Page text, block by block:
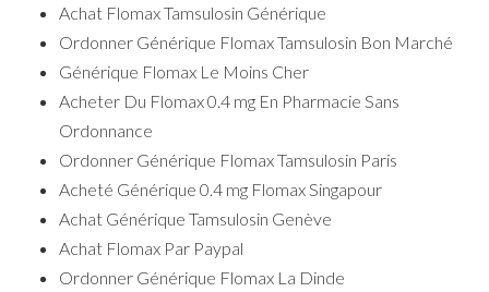
Achat Flomax Tamsulosin Générique
Ordonner Générique Flomax Tamsulosin Bon Marché
Générique Flomax Le Moins Cher
Acheter Du Flomax 0.4 mg En Pharmacie Sans
Ordonnance
Ordonner Générique Flomax Tamsulosin Paris
Acheté Générique 0.4 mg Flomax Singapour
Achat Générique Tamsulosin Genève
Achat Flomax Par Paypal
Ordonner Générique Flomax La Dinde